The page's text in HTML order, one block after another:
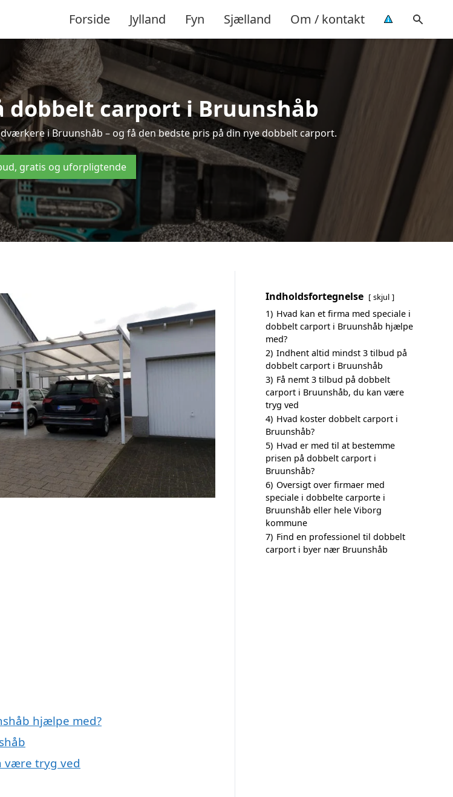
Forside Jylland Fyn Sjælland Om / kontakt
dobbelt carport i Bruunshåb
i Bruunshåb – og få den bedste pris på din nye dobbelt carport.
gratis og uforpligtende
hjælpe med?
være tryg ved
Indholdsfortegnelse skjul
1) Hvad kan et firma med speciale i
dobbelt carport i Bruunshåb hjælpe
med?
2) Indhent altid mindst 3 tilbud på
dobbelt carport i Bruunshåb
3) Få nemt 3 tilbud på dobbelt
carport i Bruunshåb, du kan være
tryg ved
4) Hvad koster dobbelt carport i
Bruunshåb?
5) Hvad er med til at bestemme
prisen på dobbelt carport i
Bruunshåb?
6) Oversigt over firmaer med
speciale i dobbelte carporte i
Bruunshåb eller hele Viborg
kommune
7) Find en professionel til dobbelt
carport i byer nær Bruunshåb